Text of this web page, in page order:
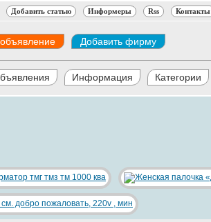
Добавить статью Информеры Rss Контакты
Добавить фирму
Информация Категории